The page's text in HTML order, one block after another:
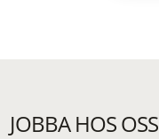
JOBBA HOS OSS